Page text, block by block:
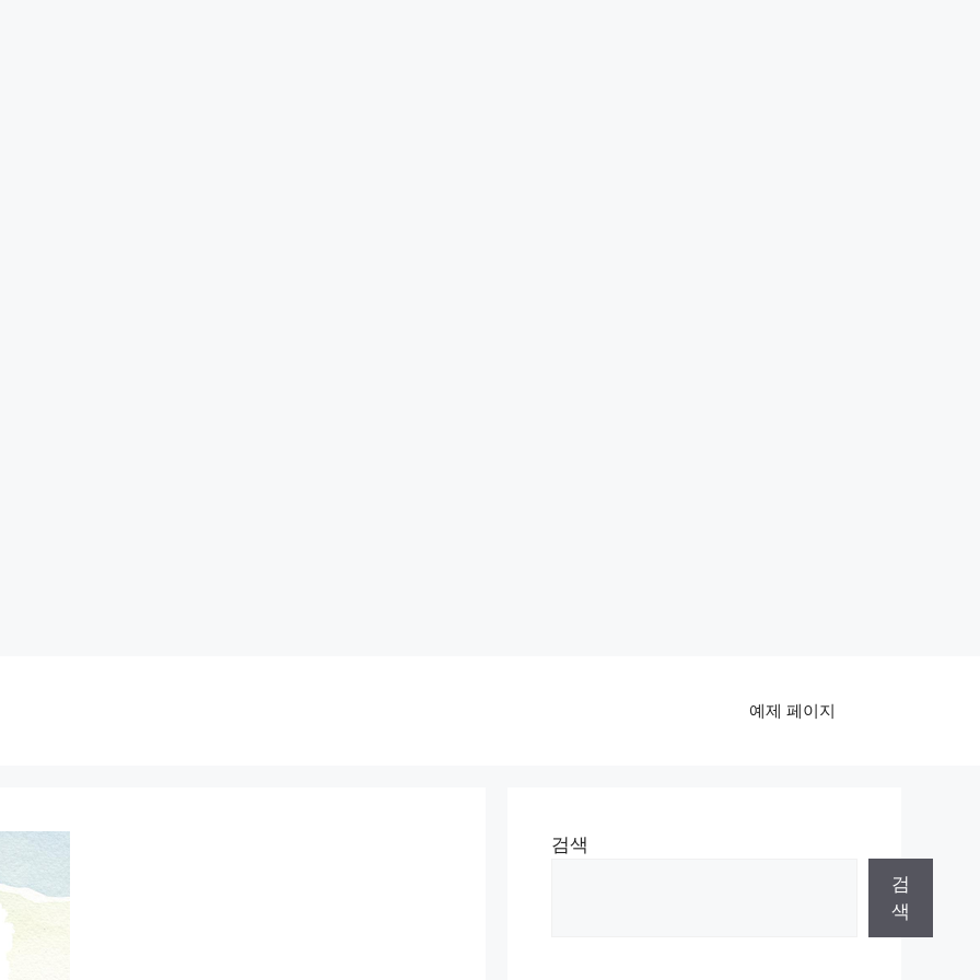
예제 페이지
검색
검
색